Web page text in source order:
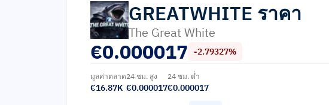
GREATWHITE ราคา
The Great White
€0.000017 -2.79327%
มูลค่าตลาด
€16.87K
24 ชม. สูง
€0.000017
24 ชม. ต่ำ
€0.000017